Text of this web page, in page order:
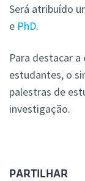
Será atribuído
e PhD.
Para destacar
estudantes, o
palestras de
investigação.
PARTILHAR